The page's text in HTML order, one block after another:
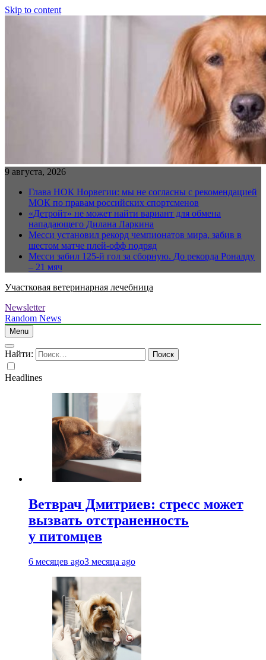
Skip to content
9 августа, 2026
Глава НОК Норвегии: мы не согласны с рекомендацией
МОК по правам российских спортсменов
«Детройт» не может найти вариант для обмена
нападающего Дилана Ларкина
Месси установил рекорд чемпионатов мира, забив в
шестом матче плей‑офф подряд
Месси забил 125-й гол за сборную. До рекорда Роналду
– 21 мяч
Участковая ветеринарная лечебница
Newsletter
Random News
Menu
Найти:
Headlines
Ветврач Дмитриев: стресс может
вызвать отстраненность
у питомцев
6 месяцев ago3 месяца ago